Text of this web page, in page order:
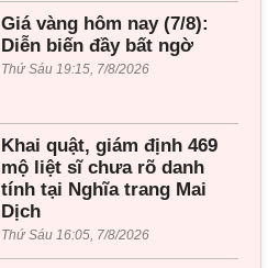
Giá vàng hôm nay (7/8):
Diễn biến đầy bất ngờ
Thứ Sáu 19:15, 7/8/2026
Khai quật, giám định 469
mộ liệt sĩ chưa rõ danh
tính tại Nghĩa trang Mai
Dịch
Thứ Sáu 16:05, 7/8/2026